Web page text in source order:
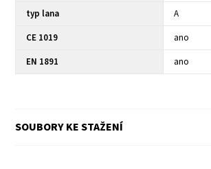
typ lana
A
CE 1019
ano
EN 1891
ano
SOUBORY KE STAŽENÍ